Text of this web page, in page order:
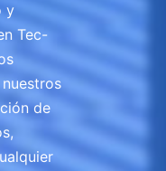
y
Tec-
de